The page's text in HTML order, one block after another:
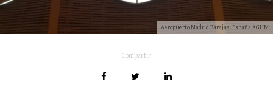
Aeropuerto Madrid Barajas. España AGHM
Compartir